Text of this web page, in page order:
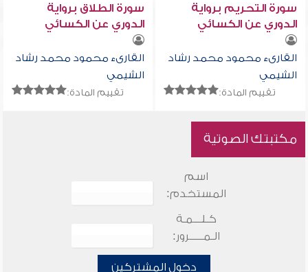
سورة التحريم برواية
الدوري عن الكسائي
القارىء محمود محمد رشاد
الشيمي
تقييم المادة:
سورة الطلاق برواية
الدوري عن الكسائي
القارىء محمود محمد رشاد
الشيمي
تقييم المادة:
مكتبتك الصوتية
اسم
المستخدم:
كـلـــمـة
الـمـــــرور:
دخول المشتركين